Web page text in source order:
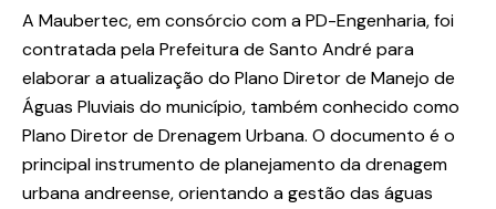
A Maubertec, em consórcio com a PD-Engenharia, foi
contratada pela Prefeitura de Santo André para
elaborar a atualização do Plano Diretor de Manejo de
Águas Pluviais do município, também conhecido como
Plano Diretor de Drenagem Urbana. O documento é o
principal instrumento de planejamento da drenagem
urbana andreense, orientando a gestão das águas